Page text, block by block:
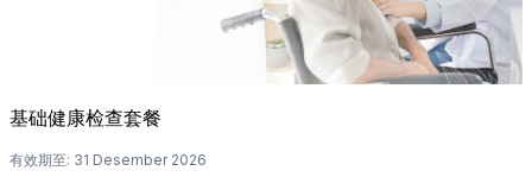
基础健康检查套餐
有效期至: 31 Desember 2026